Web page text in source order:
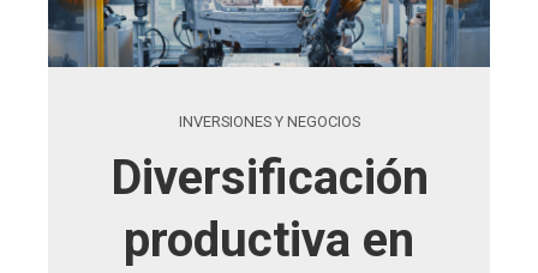
INVERSIONES Y NEGOCIOS
Diversificación
productiva en